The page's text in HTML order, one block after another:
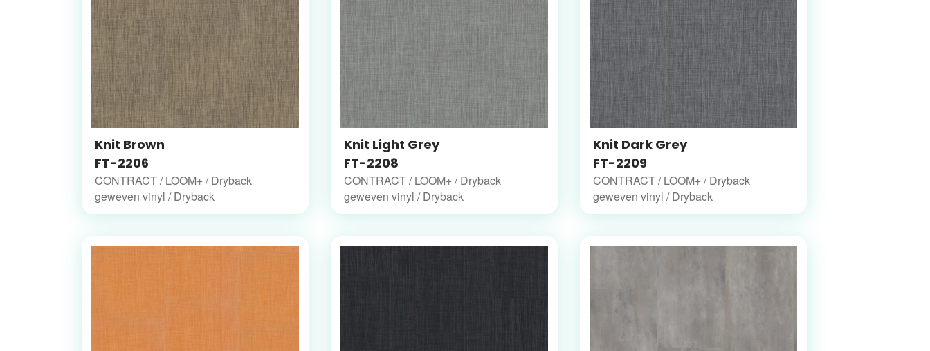
Knit Brown
FT-2206
CONTRACT / LOOM+ / Dryback
geweven vinyl / Dryback
Knit Light Grey
FT-2208
CONTRACT / LOOM+ / Dryback
geweven vinyl / Dryback
Knit Dark Grey
FT-2209
CONTRACT / LOOM+ / Dryback
geweven vinyl / Dryback